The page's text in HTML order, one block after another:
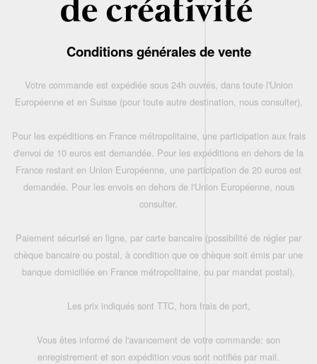
Conditions générales de vente
Votre commande est expédiée sous 24h ouvrés, dans toute l'Union
Européenne et en Suisse (pour toute autre destination, nous consulter),
Pour les expéditions en France métropolitaine, une participation aux frais
d'envoi de 10 euros est demandée. Pour les expéditions en dehors de la
France restant en Union Européenne, une participation de 20 euros est
demandée. Pour les envois en dehors de l'Union Européenne, nous
consulter.
Paiement sécurisé en ligne, par carte bancaire (possibilité de régler par
chèque bancaire ou postal, à condition que ce chèque soit émis par une
banque domiciliée en France métropolitaine, ou par mandat postal),
Les prix indiqués sont TTC, hors frais de port,
Vous êtes informé de l'avancement de votre commande: son
enregistrement et son expédition vous sont notifiés par mail.